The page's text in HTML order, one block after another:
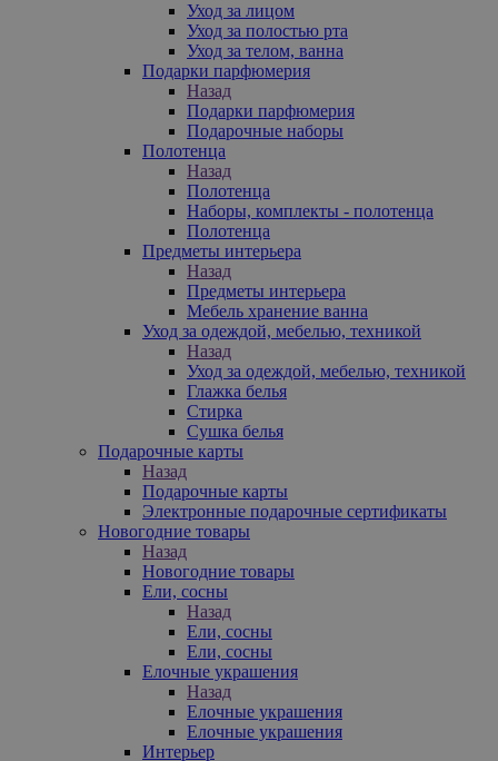
Уход за лицом
Уход за полостью рта
Уход за телом, ванна
Подарки парфюмерия
Назад
Подарки парфюмерия
Подарочные наборы
Полотенца
Назад
Полотенца
Наборы, комплекты - полотенца
Полотенца
Предметы интерьера
Назад
Предметы интерьера
Мебель хранение ванна
Уход за одеждой, мебелью, техникой
Назад
Уход за одеждой, мебелью, техникой
Глажка белья
Стирка
Сушка белья
Подарочные карты
Назад
Подарочные карты
Электронные подарочные сертификаты
Новогодние товары
Назад
Новогодние товары
Ели, сосны
Назад
Ели, сосны
Ели, сосны
Елочные украшения
Назад
Елочные украшения
Елочные украшения
Интерьер